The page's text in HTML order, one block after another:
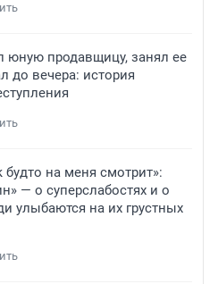
юную продавщицу, занял ее
до вечера: история
будто на меня смотрит»:
— о суперслабостях и о
улыбаются на их грустных